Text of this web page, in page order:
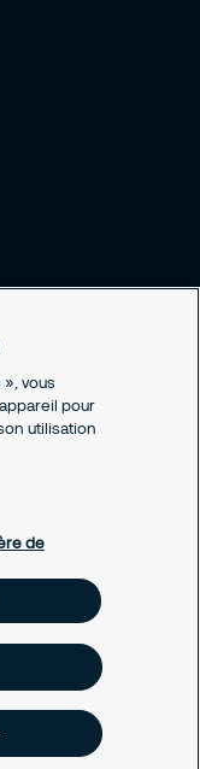
vous
pour
utilisation
de